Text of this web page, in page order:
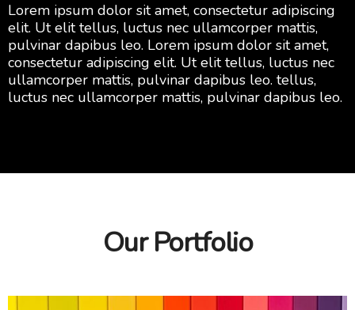
Lorem ipsum dolor sit amet, consectetur adipiscing
elit. Ut elit tellus, luctus nec ullamcorper mattis,
pulvinar dapibus leo. Lorem ipsum dolor sit amet,
consectetur adipiscing elit. Ut elit tellus, luctus nec
ullamcorper mattis, pulvinar dapibus leo. tellus,
luctus nec ullamcorper mattis, pulvinar dapibus leo.
Our Portfolio